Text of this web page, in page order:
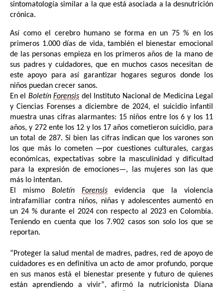
sintomatología similar a la que está asociada a la desnutrición
crónica.
Así como el cerebro humano se forma en un 75 % en los
primeros 1.000 días de vida, también el bienestar emocional
de las personas empieza en los primeros años de la mano de
sus padres y cuidadores, que en muchos casos necesitan de
este apoyo para así garantizar hogares seguros donde los
niños puedan crecer sanos.
En el Boletín Forensis del Instituto Nacional de Medicina Legal
y Ciencias Forenses a diciembre de 2024, el suicidio infantil
muestra unas cifras alarmantes: 15 niños entre los 6 y los 11
años, y 272 ente los 12 y los 17 años cometieron suicidio, para
un total de 287. Si bien las cifras indican que los varones son
los que más lo cometen —por cuestiones culturales, cargas
económicas, expectativas sobre la masculinidad y dificultad
para la expresión de emociones—, las mujeres son las que
más lo intentan.
El mismo Boletín Forensis evidencia que la violencia
intrafamiliar contra niños, niñas y adolescentes aumentó en
un 24 % durante el 2024 con respecto al
2023 en Colombia.
Teniendo en cuenta que los 7.902 casos son solo los que se
reportan.
“Proteger la salud mental de madres, padres, red de apoyo de
cuidadores es en definitiva un acto de amor profundo, porque
en sus manos está el bienestar presente y futuro de quienes
están aprendiendo a vivir”, afirmó la nutricionista Diana